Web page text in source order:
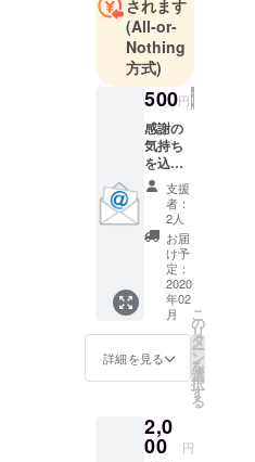
（去年鎖骨
を折りまし
た）が趣味
です。
よろしくお
願い致しま
されます
(All-or-
Nothing
方式)
500円
感謝の
気持ち
を込め
てお礼
のメッ
セージ
を送ら
せてい
ただき
ます。
支援
者：
2人
お届
け予
定：
2020
年02
月
詳細を見る
こ
の
リ
タ
ー
ン
を
選
択
す
る
2,0
00 円